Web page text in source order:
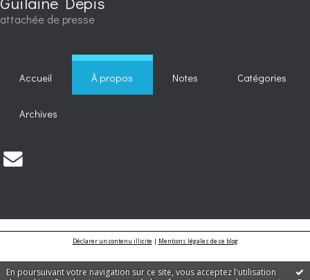
En poursuivant votre navigation sur ce site, vous acceptez l'utilisation
attachée de presse
Accueil À propos Notes Catégories
Archives
Déclarer un contenu illicite| Mentions légales de ce blog